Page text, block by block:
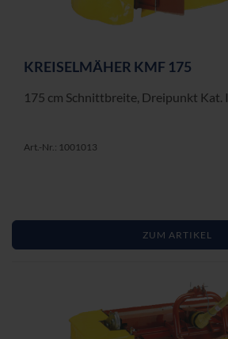
KREI­SEL­MÄ­HER KMF 175
175 cm Schnitt­brei­te, Drei­punkt Kat. I
Art.-Nr.: 1001013
ZUM ARTIKEL